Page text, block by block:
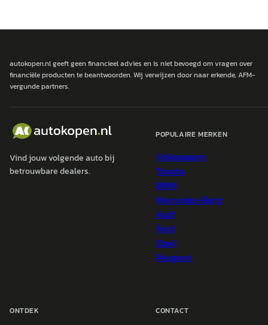
autokopen.nl geeft geen financieel advies en is niet bevoegd om vragen over
financiële producten te beantwoorden. Wij verwijzen door naar erkende, AFM-
vergunde partners.
Vind jouw volgende auto bij
betrouwbare dealers.
POPULAIRE MERKEN
Volkswagen
Toyota
BMW
Mercedes-Benz
Audi
Ford
Opel
Peugeot
ONTDEK CONTACT